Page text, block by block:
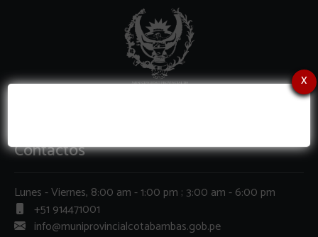
x
Contactos
Lunes - Viernes, 8:00 am - 1:00 pm ; 3:00 am - 6:00 pm
+51 914471001
info@muniprovincialcotabambas.gob.pe